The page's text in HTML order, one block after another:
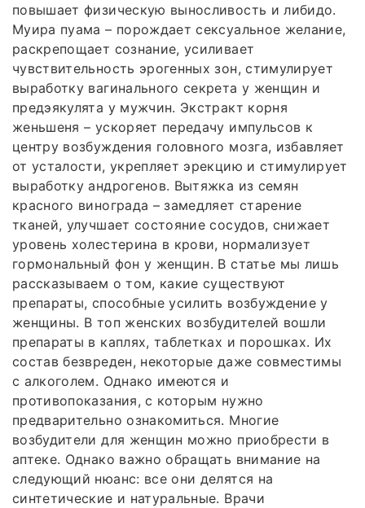
повышает физическую выносливость и либидо.
Муира пуама – порождает сексуальное желание,
раскрепощает сознание, усиливает
чувствительность эрогенных зон, стимулирует
выработку вагинального секрета у женщин и
предэякулята у мужчин. Экстракт корня
женьшеня – ускоряет передачу импульсов к
центру возбуждения головного мозга, избавляет
от усталости, укрепляет эрекцию и стимулирует
выработку андрогенов. Вытяжка из семян
красного винограда – замедляет старение
тканей, улучшает состояние сосудов, снижает
уровень холестерина в крови, нормализует
гормональный фон у женщин. В статье мы лишь
рассказываем о том, какие существуют
препараты, способные усилить возбуждение у
женщины. В топ женских возбудителей вошли
препараты в каплях, таблетках и порошках. Их
состав безвреден, некоторые даже совместимы
с алкоголем. Однако имеются и
противопоказания, с которым нужно
предварительно ознакомиться. Многие
возбудители для женщин можно приобрести в
аптеке. Однако важно обращать внимание на
следующий нюанс: все они делятся на
синтетические и натуральные. Врачи